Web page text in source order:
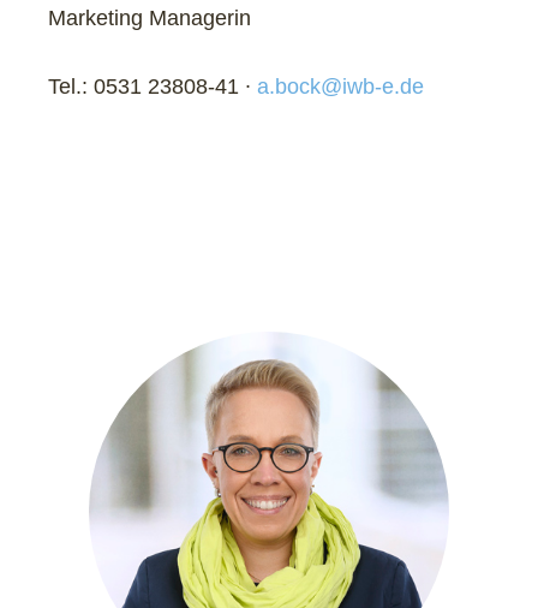
Marketing Managerin
Tel.: 0531 23808-41 ∙ a.bock@iwb-e.de